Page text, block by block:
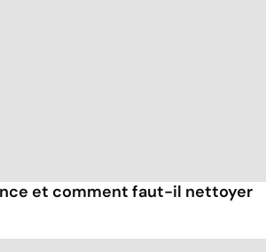
et comment faut-il nettoyer